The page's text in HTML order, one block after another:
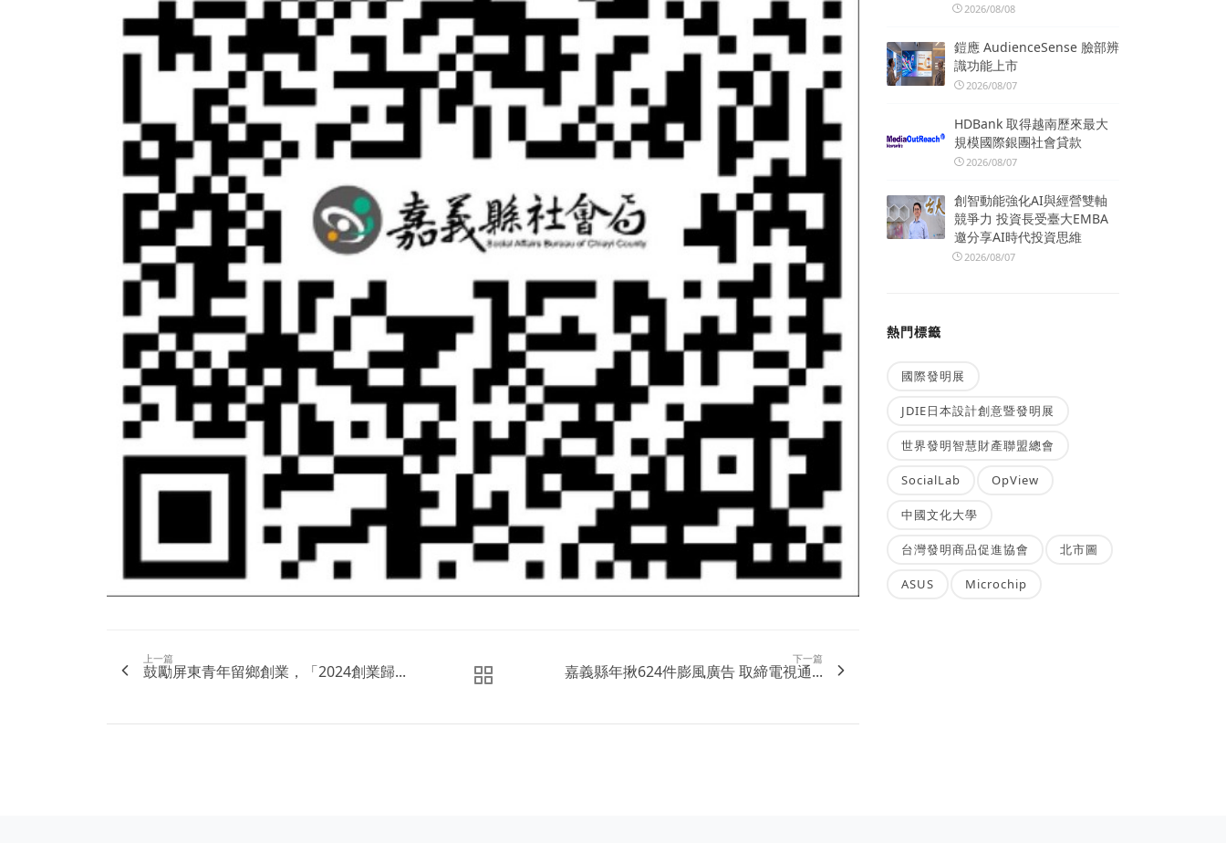
上一篇
鼓勵屏東青年留鄉創業，「2024創業歸...
下一篇
嘉義縣年揪624件膨風廣告 取締電視通...
2026/08/08
鎧應 AudienceSense 臉部辨
識功能上市
2026/08/07
HDBank 取得越南歷來最大
規模國際銀團社會貸款
2026/08/07
創智動能強化AI與經營雙軸
競爭力 投資長受臺大EMBA
邀分享AI時代投資思維
2026/08/07
熱門標籤
國際發明展
JDIE日本設計創意暨發明展
世界發明智慧財產聯盟總會
SocialLab OpView
中國文化大學
台灣發明商品促進協會 北市圖
ASUS Microchip